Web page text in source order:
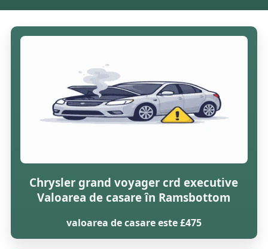
Chrysler grand voyager crd executive
Valoarea de casare în Ramsbottom
valoarea de casare este £475